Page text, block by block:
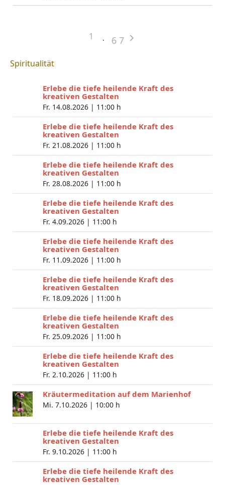
1 6 7
Spiritualität
Erlebe die tiefe heilende Kraft des
kreativen Gestalten
Fr. 14.08.2026 | 11:00 h
Erlebe die tiefe heilende Kraft des
kreativen Gestalten
Fr. 21.08.2026 | 11:00 h
Erlebe die tiefe heilende Kraft des
kreativen Gestalten
Fr. 28.08.2026 | 11:00 h
Erlebe die tiefe heilende Kraft des
kreativen Gestalten
Fr. 4.09.2026 | 11:00 h
Erlebe die tiefe heilende Kraft des
kreativen Gestalten
Fr. 11.09.2026 | 11:00 h
Erlebe die tiefe heilende Kraft des
kreativen Gestalten
Fr. 18.09.2026 | 11:00 h
Erlebe die tiefe heilende Kraft des
kreativen Gestalten
Fr. 25.09.2026 | 11:00 h
Erlebe die tiefe heilende Kraft des
kreativen Gestalten
Fr. 2.10.2026 | 11:00 h
Kräutermeditation auf dem Marienhof
Mi. 7.10.2026 | 10:00 h
Erlebe die tiefe heilende Kraft des
kreativen Gestalten
Fr. 9.10.2026 | 11:00 h
Erlebe die tiefe heilende Kraft des
kreativen Gestalten